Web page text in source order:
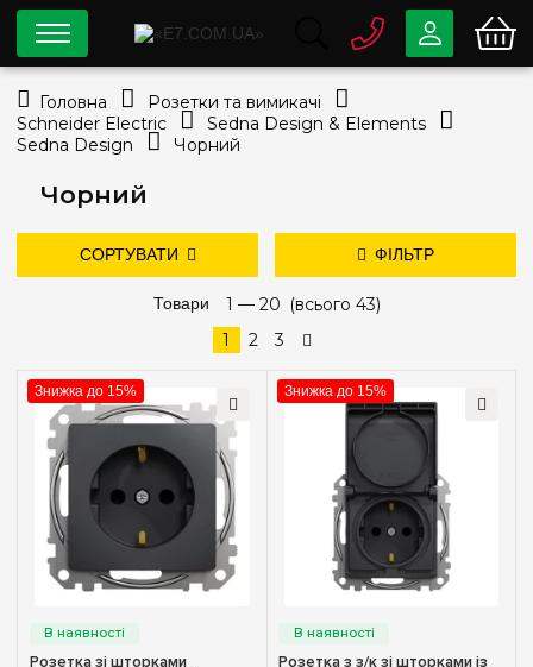
Чорний
СОРТУВАТИ ФІЛЬТР
Тип установки
Внутрішній (41)
Накладний(2)
Кількість місць рамки
Рамка на 1 місце
дорожче
нові надходження
Товари 1 — 20 (всього 43)
1
2 3
Знижка до 15%
Розетка зі шторками
Знижка до 15%
Розетка з з/к зі шторками із
0 80033-63-07
info@e7.com.ua
Головна
Розетки та вимикачі
Schneider Electric
Sedna Design & Elements
Sedna Design
Чорний